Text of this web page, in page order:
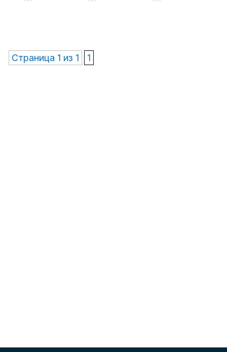
Страница 1 из 1 1